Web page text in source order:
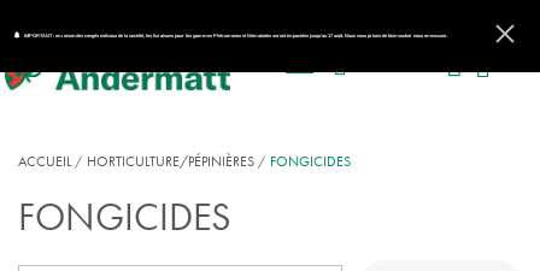
ACCUEIL HORTICULTURE/PÉPINIÈRES FONGICIDES
FONGICIDES
IMPORTANT : en raison des congés estivaux de la société, les livraisons pour les gammes Phéromones et Nématodes seront impactées jusqu'au 17 août. Nous vous prions de bien vouloir nous en excuser.